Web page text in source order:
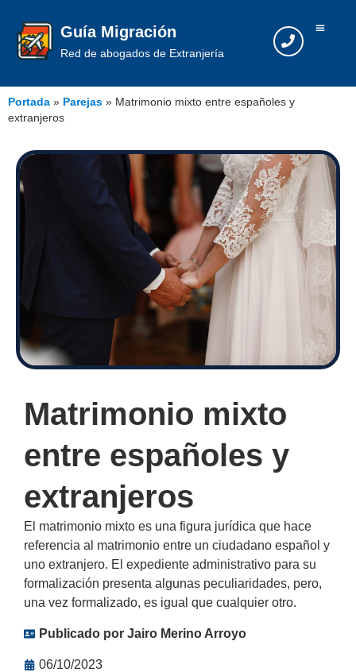
Guía Migración
Red de abogados de Extranjería
Portada » Parejas » Matrimonio mixto entre españoles y
extranjeros
Matrimonio mixto
entre españoles y
extranjeros
El matrimonio mixto es una figura jurídica que hace
referencia al matrimonio entre un ciudadano español y
uno extranjero. El expediente administrativo para su
formalización presenta algunas peculiaridades, pero,
una vez formalizado, es igual que cualquier otro.
Publicado por Jairo Merino Arroyo
06/10/2023